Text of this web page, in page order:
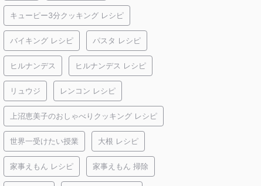
キューピー3分クッキング レシピ
バイキング レシピ パスタ レシピ
ヒルナンデス ヒルナンデス レシピ
リュウジ レンコン レシピ
上沼恵美子のおしゃべりクッキング レシピ
世界一受けたい授業 大根 レシピ
家事えもん レシピ 家事えもん 掃除